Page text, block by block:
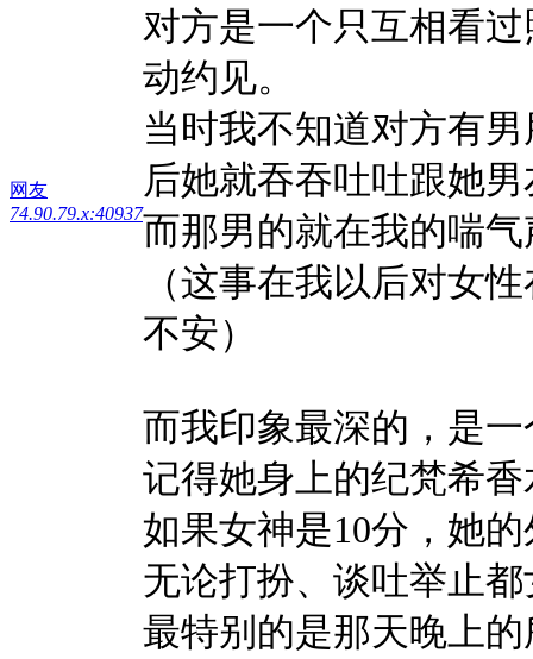
网友
74.90.79.x:40937
对方是一个只互相看
动约见。
当时我不知道对方有
后她就吞吞吐吐跟她
而那男的就在我的喘
（这事在我以后对女
不安）
而我印象最深的，是
记得她身上的纪梵希
如果女神是10分，她
无论打扮、谈吐举止
最特别的是那天晚上